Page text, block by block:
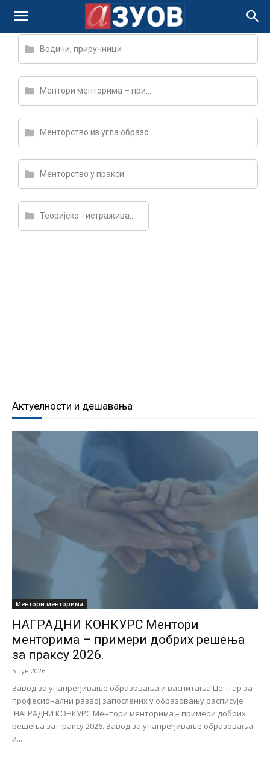
РЕПОЗИТОРИЈУМ ЗА МЕНТОРЕ
Водичи, приручници
Менторство у пракси
Актуелности и дешавања
Ментори менторима
НАГРАДНИ КОНКУРС Ментори
менторима – примери добрих решења
за праксу 2026.
5. јун 2026.
Завод за унапређивање образовања и васпитања Центар за
професионални развој запослених у образовању расписује
НАГРАДНИ КОНКУРС Ментори менторима – примери добрих
решења за праксу 2026. Завод за унапређивање образовања
и...